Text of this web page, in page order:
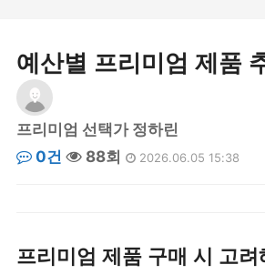
예산별 프리미엄 제품
프리미엄 선택가 정하린
0건
88회 2026.06.05 15:38
프리미엄 제품 구매 시 고